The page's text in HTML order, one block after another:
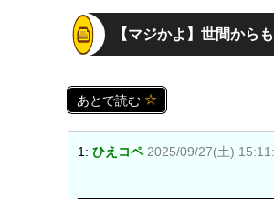
【マジかよ】世間から
あとで読む
1: ひえコペ 2025/09/27(土)